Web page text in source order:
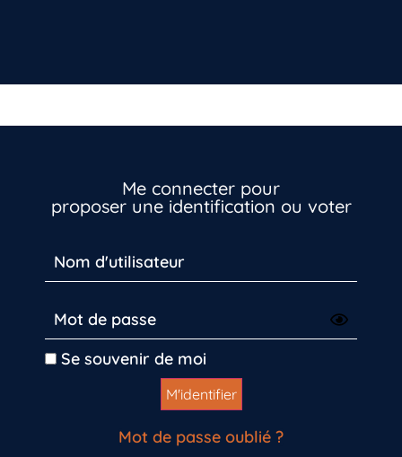
Me connecter pour
proposer une identification ou voter
Se souvenir de moi
Mot de passe oublié ?